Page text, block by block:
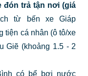
đón trả tận nơi (giá
từ bến xe Giáp
tiện cá nhân (ô tô/xe
Giẽ (khoảng 1.5 - 2
có bể bơi nước